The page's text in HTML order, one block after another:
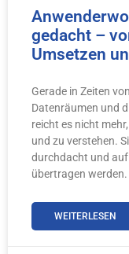
gedacht –
Umsetzen
Gerade in Zeiten
Datenräumen und
reicht es nicht
und zu verstehen.
durchdacht und auf
übertragen werden.
WEITERLESEN